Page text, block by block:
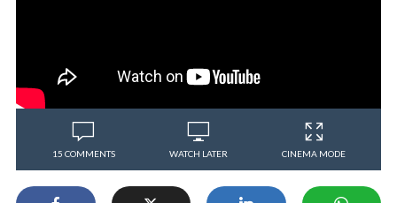
15 COMMENTS WATCH LATER CINEMA MODE